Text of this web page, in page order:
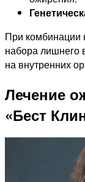
При комбинации
набора лишнего
на внутренних
Лечение
«Бест